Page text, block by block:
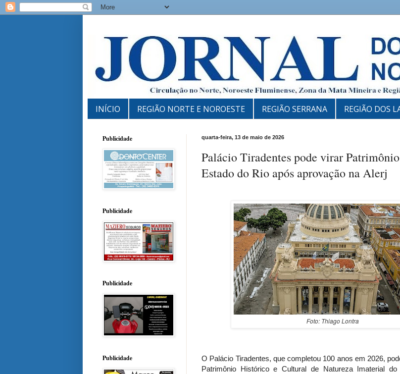
INÍCIO REGIÃO NORTE E NOROESTE REGIÃO SERRANA REGIÃO DOS
quarta-feira, 13 de maio de 2026
Palácio Tiradentes pode virar
Estado do Rio após aprovação na Alerj
Foto: Thiago Lontra
O Palácio Tiradentes, que completou 100 anos em 2026,
Patrimônio Histórico e Cultural de Natureza Imaterial
Publicidade
Publicidade
Publicidade
Publicidade